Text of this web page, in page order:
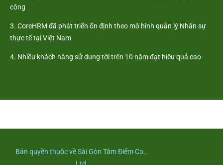
công
3. CoreHRM đã phát triển ổn định theo mô hình quản lý Nhân sự
thực tế tại Việt Nam
4. Nhiều khách hàng sử dụng tới trên 10 năm đạt hiệu quả cao
Bản quyền thuộc về Sài Gòn Tâm Điểm Co.,